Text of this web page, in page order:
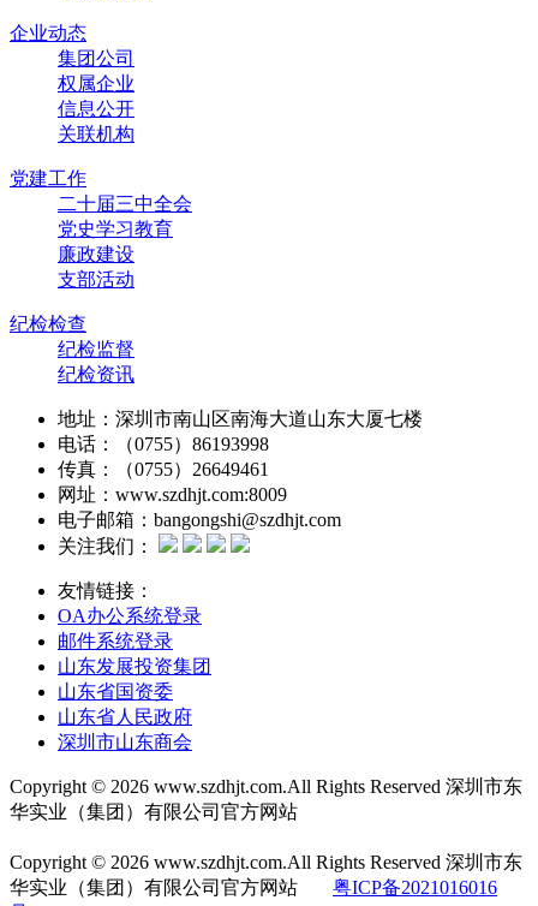
企业动态
集团公司
权属企业
信息公开
关联机构
党建工作
二十届三中全会
党史学习教育
廉政建设
支部活动
纪检检查
纪检监督
纪检资讯
地址：深圳市南山区南海大道山东大厦七楼
电话：（0755）86193998
传真：（0755）26649461
网址：www.szdhjt.com:8009
电子邮箱：bangongshi@szdhjt.com
关注我们：
友情链接：
OA办公系统登录
邮件系统登录
山东发展投资集团
山东省国资委
山东省人民政府
深圳市山东商会
Copyright © 2026 www.szdhjt.com.All Rights Reserved 深圳市东
华实业（集团）有限公司官方网站
Copyright © 2026 www.szdhjt.com.All Rights Reserved 深圳市东
华实业（集团）有限公司官方网站
粤ICP备2021016016